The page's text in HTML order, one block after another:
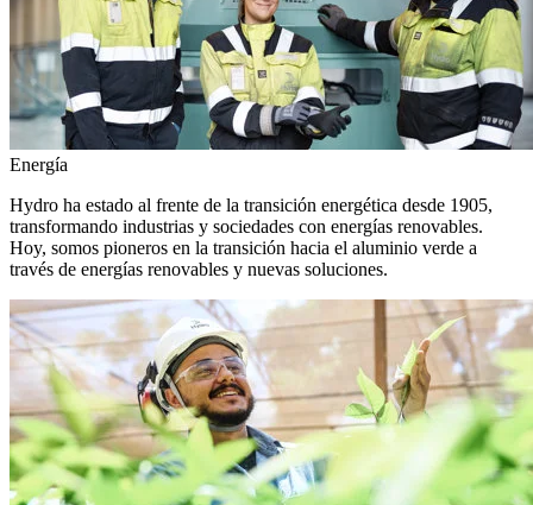
Energía
Hydro ha estado al frente de la transición energética desde 1905,
transformando industrias y sociedades con energías renovables.
Hoy, somos pioneros en la transición hacia el aluminio verde a
través de energías renovables y nuevas soluciones.